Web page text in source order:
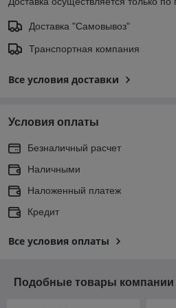
Доставка "Самовывоз"
Транспортная компания
Все условия доставки
Условия оплаты
Безналичный расчет
Наличными
Наложенный платеж
Кредит
Все условия оплаты
Подобные товары компании